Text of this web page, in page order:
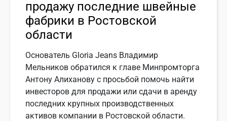
продажу последние швейные
фабрики в Ростовской
области
Основатель Gloria Jeans Владимир
Мельников обратился к главе Минпромторга
Антону Алиханову с просьбой помочь найти
инвесторов для продажи или сдачи в аренду
последних крупных производственных
активов компании в Ростовской области.